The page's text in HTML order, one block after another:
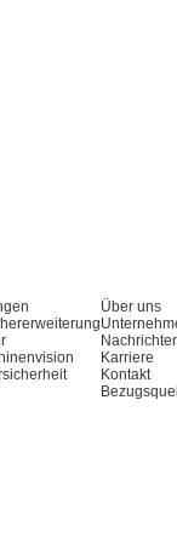
Über uns
Karriere
Kontakt